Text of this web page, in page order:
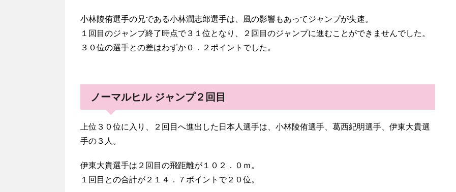
小林陵侑選手の兄である小林潤志郎選手は、風の影響もあってジャンプが失速。
１回目のジャンプ終了時点で３１位となり、２回目のジャンプに進むことができませんでした。
３０位の選手との差はわずか０．２ポイントでした。
ノーマルヒル ジャンプ２回目
上位３０位に入り、２回目へ進出した日本人選手は、小林陵侑選手、葛西紀明選手、伊東大貴選
手の３人。
伊東大貴選手は２回目の飛距離が１０２．０ｍ。
１回目との合計が２１４．７ポイントで２０位。